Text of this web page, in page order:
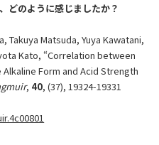
どのように感じましたか？
Takuya Matsuda, Yuya Kawatani,
Kato, “Correlation between
Form and Acid Strength
, 40, (37), 19324-19331